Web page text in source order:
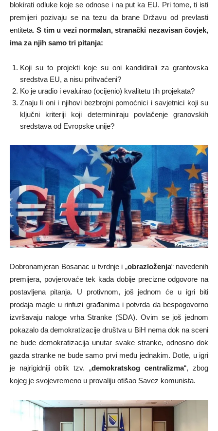
blokirati odluke koje se odnose i na put ka EU. Pri tome, ti isti
premijeri pozivaju se na tezu da brane Državu od prevlasti
entiteta.S tim u vezi normalan, stranački nezavisan čovjek,
ima za njih samo tri pitanja:
Koji su to projekti koje su oni kandidirali za grantovska
sredstva EU, a nisu prihvaćeni?
Ko je uradio i evaluirao (ocijenio) kvalitetu tih projekata?
Znaju li oni i njihovi bezbrojni pomoćnici i savjetnici koji su
ključni kriteriji koji determiniraju povlačenje granovskih
sredstava od Evropske unije?
Dobronamjeran Bosanac u tvrdnje i „obrazloženja“ navedenih
premijera, povjerovaće tek kada dobije precizne odgovore na
postavljena pitanja. U protivnom, još jednom će u igri biti
prodaja magle u rinfuzi građanima i potvrda da bespogovorno
izvršavaju naloge vrha Stranke (SDA). Ovim se još jednom
pokazalo da demokratizacije društva u BiH nema dok na sceni
ne bude demokratizacija unutar svake stranke, odnosno dok
gazda stranke ne bude samo prvi među jednakim. Dotle, u igri
je najrigidniji oblik tzv. „demokratskog centralizma“, zbog
kojeg je svojevremeno u provaliju otišao Savez komunista.